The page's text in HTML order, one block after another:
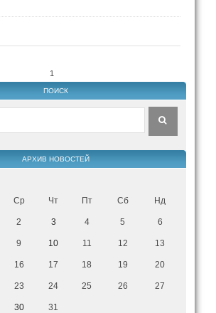
1
ПОИСК
АРХИВ НОВОСТЕЙ
Ср Чт Пт Сб Нд
2 3 4 5 6
9 10 11 12 13
16 17 18 19 20
23 24 25 26 27
30
31